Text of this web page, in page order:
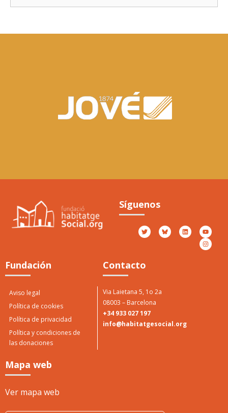
Premio Casa
Otorgado por Casa Jové
Síguenos
Fundación
Aviso legal
Política de cookies
Política de privacidad
Política y condiciones de
las donaciones
Contacto
Via Laietana 5, 1o 2a
08003 – Barcelona
+34 933 027 197
info@habitatgesocial.org
Mapa web
Ver mapa web